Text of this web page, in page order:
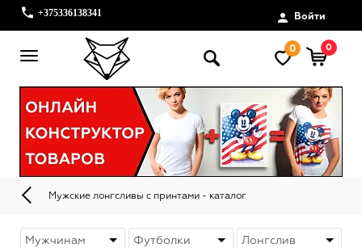
+375336138341 Войти
0 0
Мужские лонгсливы с принтами - каталог